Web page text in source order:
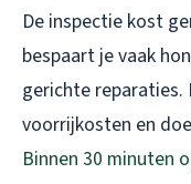
De inspectie kost
bespaart je vaak
gerichte reparaties.
voorrijkosten en
Binnen 30 minuten